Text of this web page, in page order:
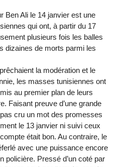
Ben Ali le 14 janvier est une
qui ont, à partir du 17
plusieurs fois les balles
dizaines de morts parmi les
la modération et le
les masses tunisiennes ont
au premier plan de leurs
Faisant preuve d’une grande
cru un mot des promesses
le 13 janvier ni suivi ceux
était bon. Au contraire, le
avec une puissance encore
policière. Pressé d’un coté par